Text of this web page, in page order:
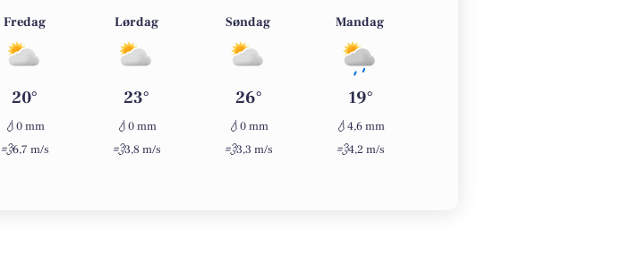
Fredag
20°
💧0 mm
💨6,7 m/s
Lørdag
23°
💧0 mm
💨3,8 m/s
Søndag
26°
💧0 mm
💨3,3 m/s
Mandag
19°
💧4,6 mm
💨4,2 m/s